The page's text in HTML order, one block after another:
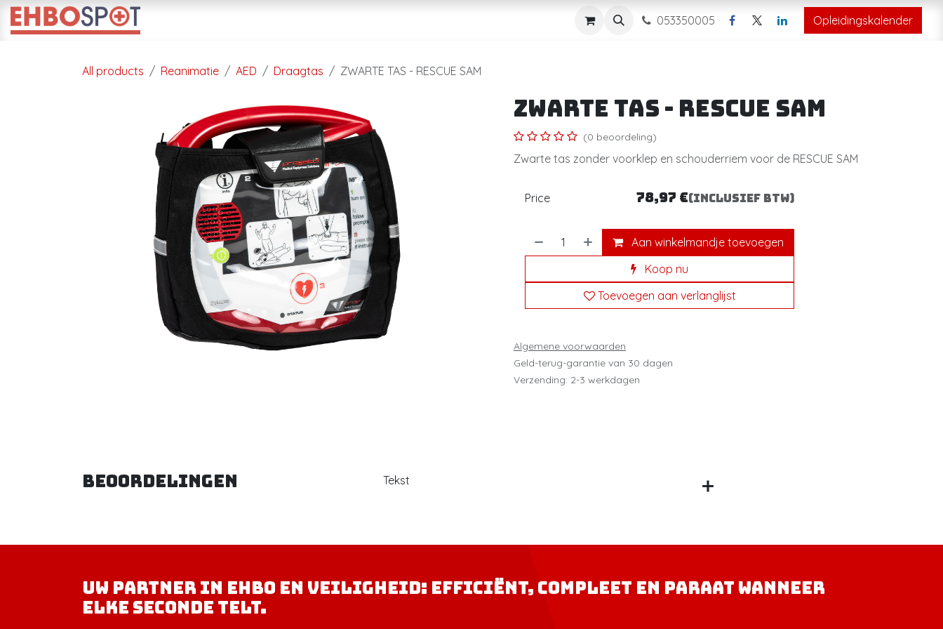
Overslaan naar inhoud
Shop 053350005 Opleidingskalender
All products Reanimatie AED Draagtas ZWARTE TAS - RESCUE SAM
ZWARTE TAS - RESCUE SAM
(0 beoordeling)
Zwarte tas zonder voorklep en schouderriem voor de RESCUE SAM
Aan winkelmandje toevoegen
Koop nu
Toevoegen aan verlanglijst
Price 78,97 €(Inclusief btw)
Algemene voorwaarden
Geld-terug-garantie van 30 dagen
Verzending: 2-3 werkdagen
Beoordelingen Tekst
Uw partner in EHBO en veiligheid: efficiënt, compleet en paraat wanneer
elke seconde telt.